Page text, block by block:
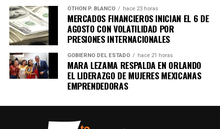
OTHON P. BLANCO hace 23 horas
MERCADOS FINANCIEROS INICIAN EL 6 DE
AGOSTO CON VOLATILIDAD POR
PRESIONES INTERNACIONALES
GOBIERNO DEL ESTADO hace 21 horas
MARA LEZAMA RESPALDA EN ORLANDO
EL LIDERAZGO DE MUJERES MEXICANAS
EMPRENDEDORAS